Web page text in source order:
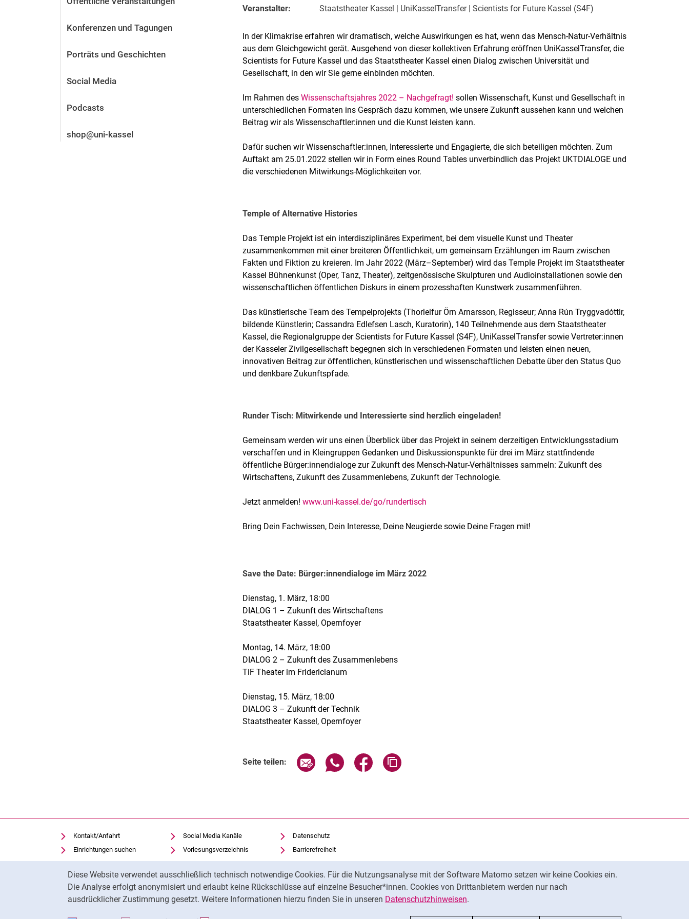
Diese Website verwendet ausschließlich technisch notwendige Cookies. Für die Nutzungsanalyse mit der Software Matomo setzen wir keine Cookies ein.
Die Analyse erfolgt anonymisiert und erlaubt keine Rückschlüsse auf einzelne Besucher*innen. Cookies von Drittanbietern werden nur nach
ausdrücklicher Zustimmung gesetzt. Weitere Informationen hierzu finden Sie in unseren Datenschutzhinweisen.
Stellenangebote
Alum­ni und Freunde
Kontakt und Standorte
Konferenzen und Tagungen
Porträts und Geschichten
Social Media
Podcasts
shop@uni-kassel
Veranstalter:
Staatstheater Kassel | UniKasselTransfer | Scientists for Future Kassel (S4F)
In der Klimakrise erfahren wir dramatisch, welche Auswirkungen es hat, wenn das Mensch-Natur-Verhältnis
aus dem Gleichgewicht gerät. Ausgehend von dieser kollektiven Erfahrung eröffnen UniKasselTransfer, die
Scientists for Future Kassel und das Staatstheater Kassel einen Dialog zwischen Universität und
Gesellschaft, in den wir Sie gerne einbinden möchten.
Im Rahmen desWissenschaftsjahres 2022 – Nachgefragt!sollen Wissenschaft, Kunst und Gesellschaft in
unterschiedlichen Formaten ins Gespräch dazu kommen, wie unsere Zukunft aussehen kann und welchen
Beitrag wir als Wissenschaftler:innen und die Kunst leisten kann.
Dafür suchen wir Wissenschaftler:innen, Interessierte und Engagierte, die sich beteiligen möchten. Zum
Auftakt am 25.01.2022 stellen wir in Form eines Round Tables unverbindlich das Projekt UKTDIALOGE und
die verschiedenen Mitwirkungs-Möglichkeiten vor.
Temple of Alternative Histories
Das Temple Projekt ist ein interdisziplinäres Experiment, bei dem visuelle Kunst und Theater
zusammenkommen mit einer breiteren Öffentlichkeit, um gemeinsam Erzählungen im Raum zwischen
Fakten und Fiktion zu kreieren. Im Jahr 2022 (März–September) wird das Temple Projekt im Staatstheater
Kassel Bühnenkunst (Oper, Tanz, Theater), zeitgenössische Skulpturen und Audioinstallationen sowie den
wissenschaftlichen öffentlichen Diskurs in einem prozesshaften Kunstwerk zusammenführen.
Das künstlerische Team des Tempelprojekts (Thorleifur Örn Arnarsson, Regisseur; Anna Rún Tryggvadóttir,
bildende Künstlerin; Cassandra Edlefsen Lasch, Kuratorin), 140 Teilnehmende aus dem Staatstheater
Kassel, die Regionalgruppe der Scientists for Future Kassel (S4F), UniKasselTransfer sowie Vertreter:innen
der Kasseler Zivilgesellschaft begegnen sich in verschiedenen Formaten und leisten einen neuen,
innovativen Beitrag zur öffentlichen, künstlerischen und wissenschaftlichen Debatte über den Status Quo
und denkbare Zukunftspfade.
Runder Tisch: Mitwirkende und Interessierte sind herzlich eingeladen!
Gemeinsam werden wir uns einen Überblick über das Projekt in seinem derzeitigen Entwicklungsstadium
verschaffen und in Kleingruppen Gedanken und Diskussionspunkte für drei im März stattfindende
öffentliche Bürger:innendialoge zur Zukunft des Mensch-Natur-Verhältnisses sammeln: Zukunft des
Wirtschaftens, Zukunft des Zusammenlebens, Zukunft der Technologie.
Jetzt anmelden!www.uni-kassel.de/go/rundertisch
Bring Dein Fachwissen, Dein Interesse, Deine Neugierde sowie Deine Fragen mit!
Sa­ve the Date: Bür­ger:in­nen­dia­lo­ge im März 2022
Dienstag, 1. März, 18:00
DIALOG 1 – Zukunft des Wirtschaftens
Staatstheater Kassel, Opernfoyer
Montag, 14. März, 18:00
DIALOG 2 – Zukunft des Zusammenlebens
TiF Theater im Fridericianum
Dienstag, 15. März, 18:00
DIALOG 3 – Zukunft der Technik
Staatstheater Kassel, Opernfoyer
Seite teilen: Seite über E-Mail teilen
Seite über WhatsApp teilen (externer Link, öffnet neues Fenster)
Seite über Facebook teilen (externer Link, öffnet neues Fenster)
Kontakt/Anfahrt
Einrichtungen suchen
Stellenangebote
Notfall
Cookie-Einstellungen
Social Media Kanäle
Vorlesungsverzeichnis
Moodle
Panopto
Universitätsbibliothek
Datenschutz
Barrierefreiheit
Transparenter KI-Einsatz
Impressum